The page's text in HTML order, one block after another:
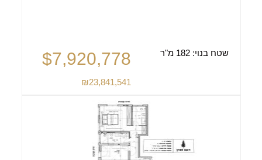
שטח בנוי:182 מ"ר $7,920,778
₪23,841,541